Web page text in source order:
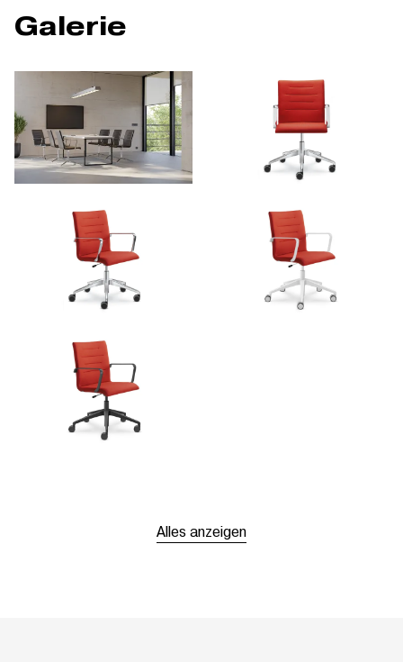
Galerie
Alles anzeigen